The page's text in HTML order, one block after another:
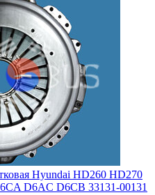
Hyundai HD260 HD270
D6AC D6CB 33131-00131